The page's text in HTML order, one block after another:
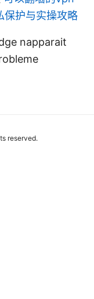
保护与实操攻略
napparait
reserved.